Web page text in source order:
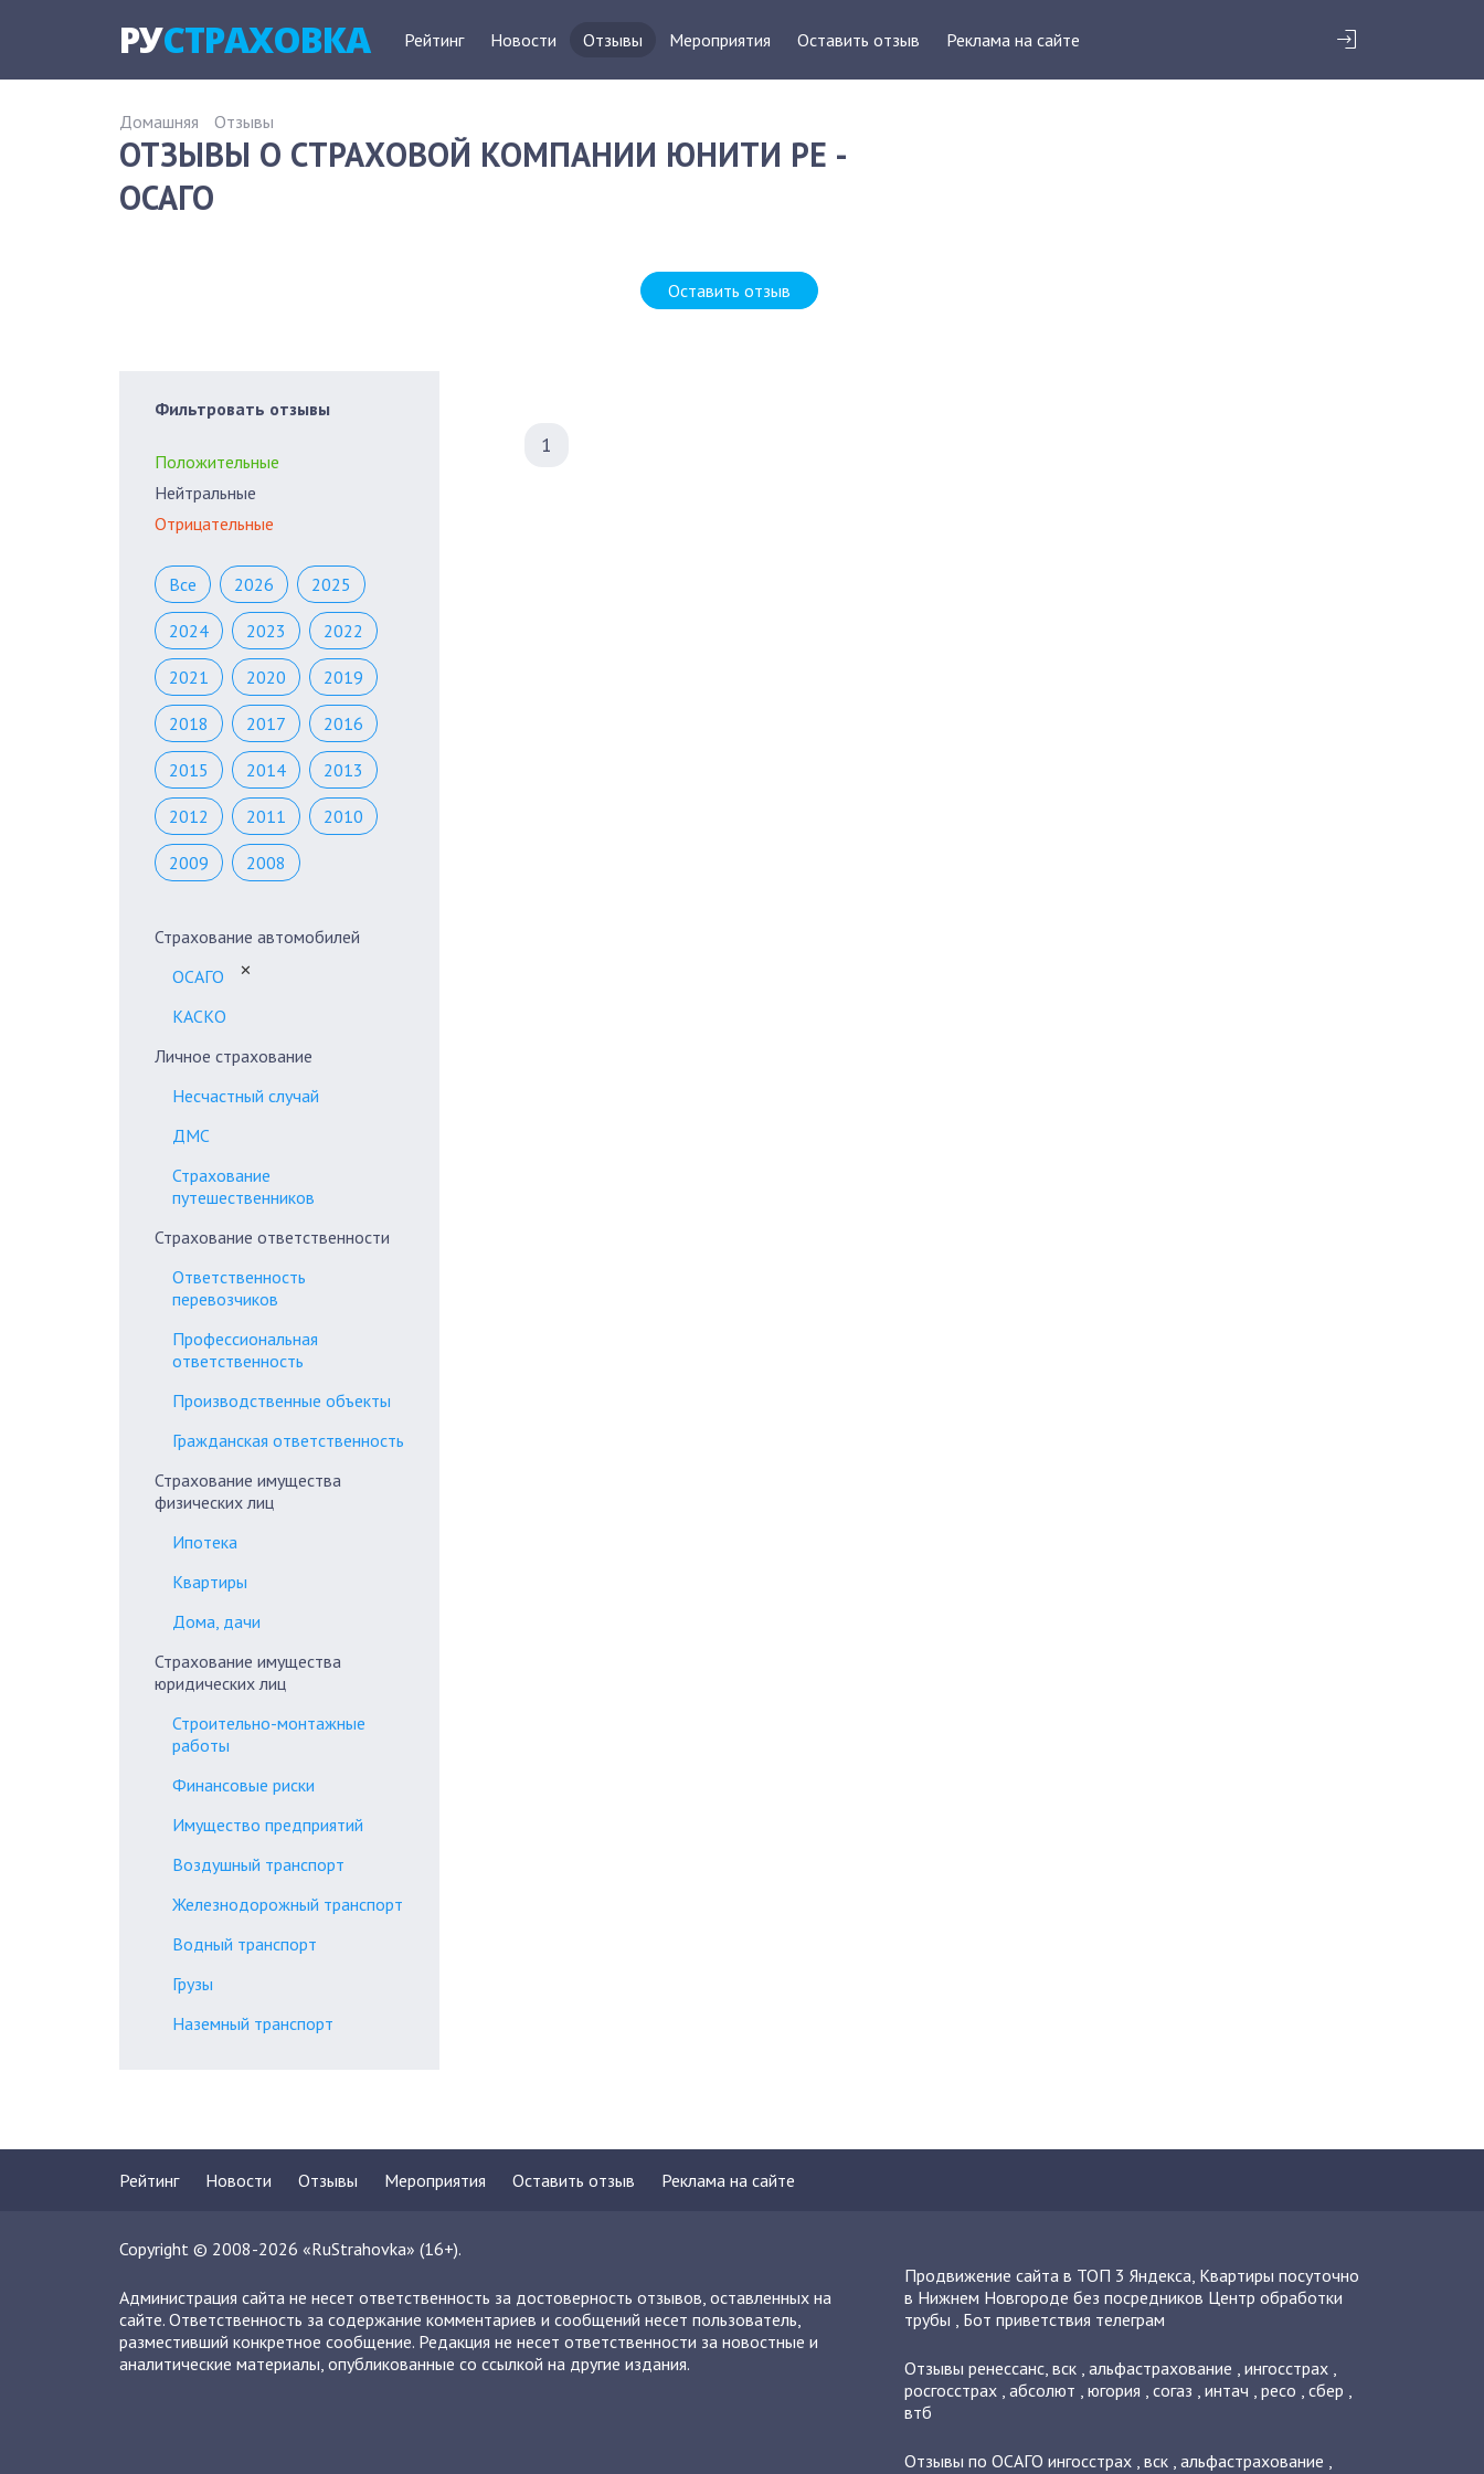
РУСТРАХОВКА Рейтинг Новости Отзывы Мероприятия Оставить отзыв Реклама на сайте
Домашняя Отзывы
ОТЗЫВЫ О СТРАХОВОЙ КОМПАНИИ ЮНИТИ РЕ -
ОСАГО
Оставить отзыв
1
Фильтровать отзывы
Положительные
Нейтральные
Отрицательные
Все 2026 2025
2024 2023 2022
2021 2020 2019
2018 2017 2016
2015 2014 2013
2012 2011 2010
2009 2008
Страхование автомобилей
ОСАГО
✕
КАСКО
Личное страхование
Несчастный случай
ДМС
Страхование
путешественников
Страхование ответственности
Ответственность
перевозчиков
Профессиональная
ответственность
Производственные объекты
Гражданская ответственность
Страхование имущества
физических лиц
Ипотека
Квартиры
Дома, дачи
Страхование имущества
юридических лиц
Строительно-монтажные
работы
Финансовые риски
Имущество предприятий
Воздушный транспорт
Железнодорожный транспорт
Водный транспорт
Грузы
Наземный транспорт
Рейтинг Новости Отзывы Мероприятия Оставить отзыв Реклама на сайте
Copyright © 2008-2026 «RuStrahovka» (16+).
Администрация сайта не несет ответственность за достоверность отзывов, оставленных на
сайте. Ответственность за содержание комментариев и сообщений несет пользователь,
разместивший конкретное сообщение. Редакция не несет ответственности за новостные и
аналитические материалы, опубликованные со ссылкой на другие издания.
Продвижение сайта в ТОП 3 Яндекса, Квартиры посуточно
в Нижнем Новгороде без посредников Центр обработки
трубы , Бот приветствия телеграм
Отзывы ренессанс, вск, альфастрахование , ингосстрах,
росгосстрах, абсолют , югория , согаз , интач , ресо , сбер ,
втб
Отзывы по ОСАГО ингосстрах, вск, альфастрахование ,